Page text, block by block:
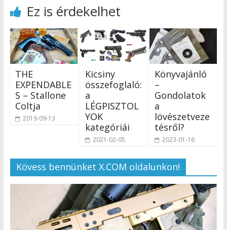
Ez is érdekelhet
THE
EXPENDABLE
S – Stallone
Coltja
2019-09-13
Kicsiny
összefoglaló:
a
LÉGPISZTOL
YOK
kategóriái
2021-02-05
Könyvajánló
–
Gondolatok
a
lövészetveze
tésről?
2023-01-16
Kövess bennünket X.COM oldalunkon!